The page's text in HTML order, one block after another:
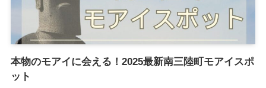
本物のモアイに会える！2025最新南三陸町モアイスポ
ット